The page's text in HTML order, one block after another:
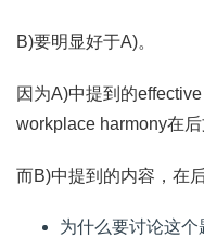
B)要明显好于A)。
因为A)中提到的
workplace harmony在后
而B)中提到的内容，在
为什么要讨论这个